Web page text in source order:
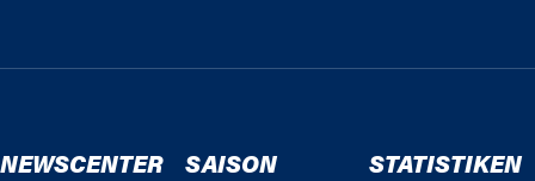
NEWSCENTER SAISON STATISTIKEN